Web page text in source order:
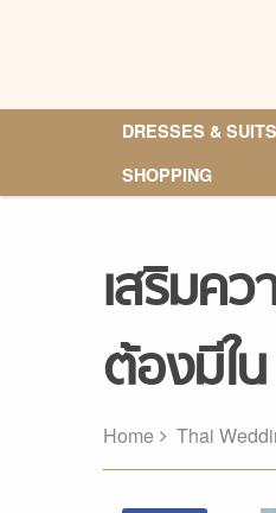
DRESSES & SUITS
SHOPPING
เสริมค
ต้องมีใ
Home Thai